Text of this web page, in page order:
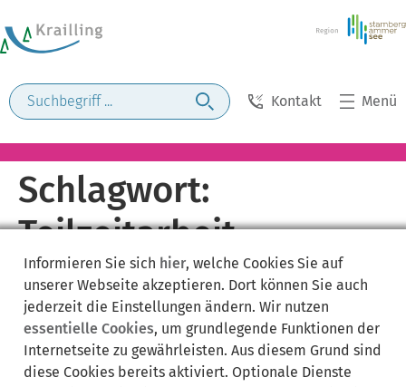
Kontakt Menü
Schlagwort:
Teilzeitarbeit
Informieren Sie sich hier, welche Cookies Sie auf
unserer Webseite akzeptieren. Dort können Sie auch
jederzeit die Einstellungen ändern. Wir nutzen
essentielle Cookies, um grundlegende Funktionen der
Internetseite zu gewährleisten. Aus diesem Grund sind
diese Cookies bereits aktiviert. Optionale Dienste